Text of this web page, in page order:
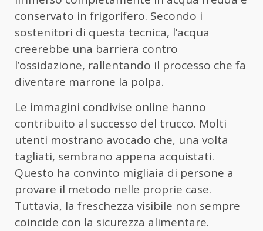
conservato in frigorifero. Secondo i
sostenitori di questa tecnica, l’acqua
creerebbe una barriera contro
l’ossidazione, rallentando il processo che fa
diventare marrone la polpa.
Le immagini condivise online hanno
contribuito al successo del trucco. Molti
utenti mostrano avocado che, una volta
tagliati, sembrano appena acquistati.
Questo ha convinto migliaia di persone a
provare il metodo nelle proprie case.
Tuttavia, la freschezza visibile non sempre
coincide con la sicurezza alimentare.